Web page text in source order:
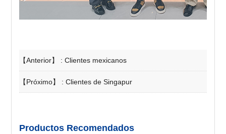
【Anterior】 :Clientes mexicanos
【Próximo】 :Clientes de Singapur
Productos Recomendados